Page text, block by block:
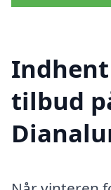
tilbud